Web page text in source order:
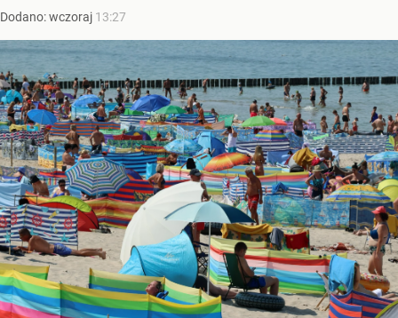
Dodano:wczoraj 13:27